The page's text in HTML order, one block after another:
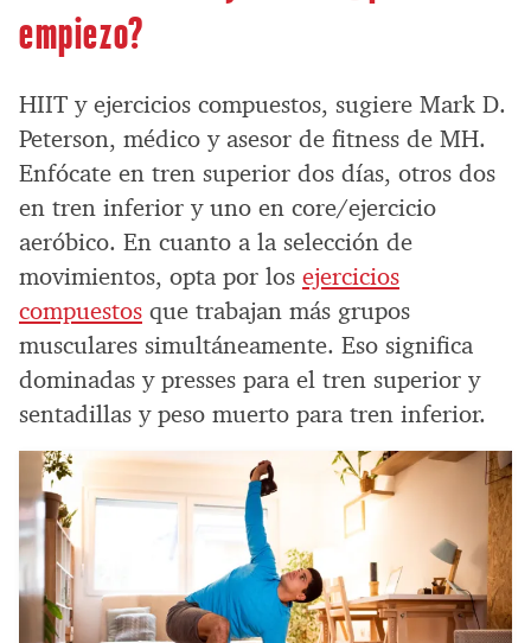
empiezo?
HIIT y ejercicios compuestos, sugiere Mark D.
Peterson, médico y asesor de fitness de MH.
Enfócate en tren superior dos días, otros dos
en tren inferior y uno en core/ejercicio
aeróbico. En cuanto a la selección de
movimientos, opta por los ejercicios
compuestos que trabajan más grupos
musculares simultáneamente. Eso significa
dominadas y presses para el tren superior y
sentadillas y peso muerto para tren inferior.